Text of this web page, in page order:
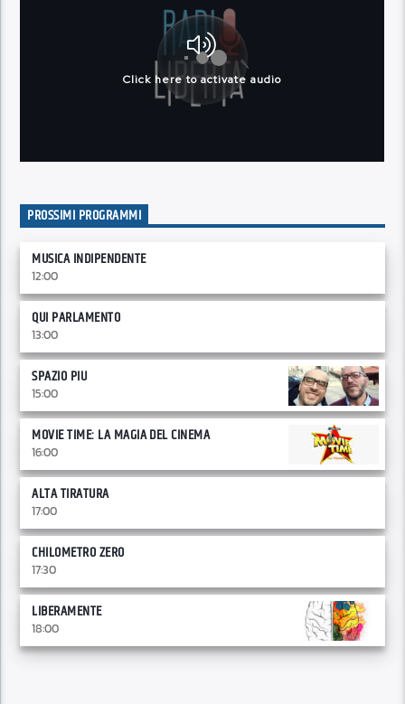
PROSSIMI PROGRAMMI
MUSICA INDIPENDENTE
12:00
QUI PARLAMENTO
13:00
SPAZIO PIU
15:00
MOVIE TIME: LA MAGIA DEL CINEMA
16:00
ALTA TIRATURA
17:00
CHILOMETRO ZERO
17:30
LIBERAMENTE
18:00